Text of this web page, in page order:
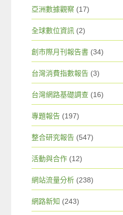
亞洲數據觀察 (17)
全球數位資訊 (2)
創市際月刊報告書 (34)
台灣消費指數報告 (3)
台灣網路基礎調查 (16)
專題報告 (197)
整合研究報告 (547)
活動與合作 (12)
網站流量分析 (238)
網路新知 (243)